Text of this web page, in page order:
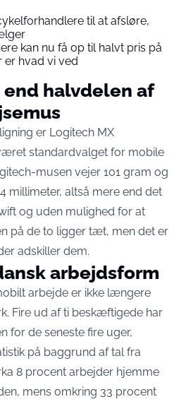
til at afsløre,
kan nu få op til halvt pris på
er hvad vi ved
halvdelen af
er Logitech MX
standardvalget for mobile
musen vejer 101 gram og
millimeter, altså mere end det
og uden mulighed for at
på de to ligger tæt, men det er
adskiller dem.
arbejdsform
arbejde er ikke længere
Fire ud af ti beskæftigede har
for de seneste fire uger,
på baggrund af tal fra
8 procent arbejder hjemme
mens omkring 33 procent